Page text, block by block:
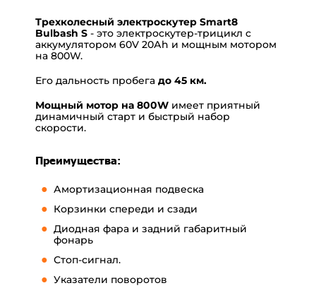
Трехколесный электроскутер Smart8
Bulbash S - это электроскутер-трицикл с
аккумулятором 60V 20Аh и мощным мотором
на 800W.
Его дальность пробега до 45 км.
Мощный мотор на 800W имеет приятный
динамичный старт и быстрый набор
скорости.
Преимущества:
Амортизационная подвеска
Корзинки спереди и сзади
Диодная фара и задний габаритный
фонарь
Стоп-сигнал.
Указатели поворотов